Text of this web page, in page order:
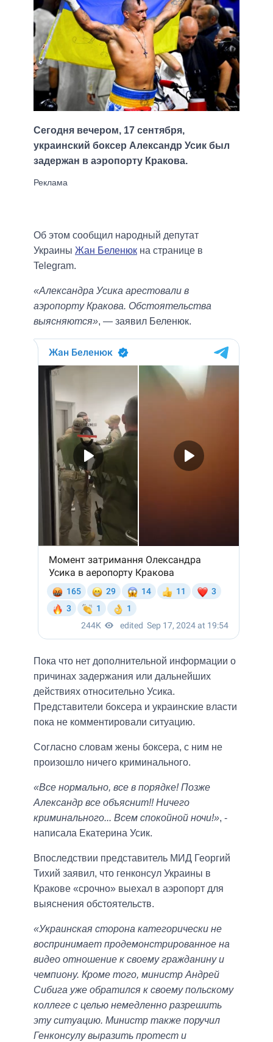
Сегодня вечером, 17 сентября,
украинский боксер Александр Усик был
задержан в аэропорту Кракова.
Об этом сообщил народный депутат
Украины Жан Беленюк на странице в
Telegram.
«Александра Усика арестовали в
аэропорту Кракова. Обстоятельства
выясняются», — заявил Беленюк.
Пока что нет дополнительной информации о
причинах задержания или дальнейших
действиях относительно Усика.
Представители боксера и украинские власти
пока не комментировали ситуацию.
Согласно словам жены боксера, с ним не
произошло ничего криминального.
«Все нормально, все в порядке! Позже
Александр все объяснит!! Ничего
криминального... Всем спокойной ночи!», -
написала Екатерина Усик.
Впоследствии представитель МИД Георгий
Тихий заявил, что генконсул Украины в
Кракове «срочно» выехал в аэропорт для
выяснения обстоятельств.
«Украинская сторона категорически не
воспринимает продемонстрированное на
видео отношение к своему гражданину и
чемпиону. Кроме того, министр Андрей
Сибига уже обратился к своему польскому
коллеге с целью немедленно разрешить
эту ситуацию. Министр также поручил
Генконсулу выразить протест и